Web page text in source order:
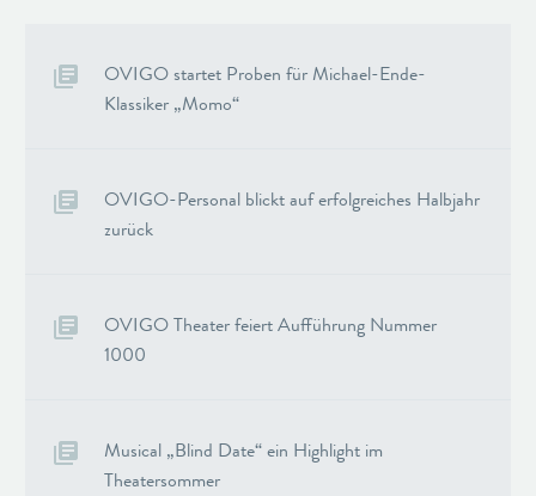
OVIGO startet Proben für Michael-Ende-
Klassiker „Momo“
OVIGO-Personal blickt auf erfolgreiches Halbjahr
zurück
OVIGO Theater feiert Aufführung Nummer
1000
Musical „Blind Date“ ein Highlight im
Theatersommer